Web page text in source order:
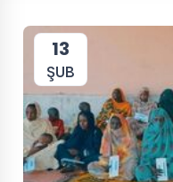
13
ŞUB